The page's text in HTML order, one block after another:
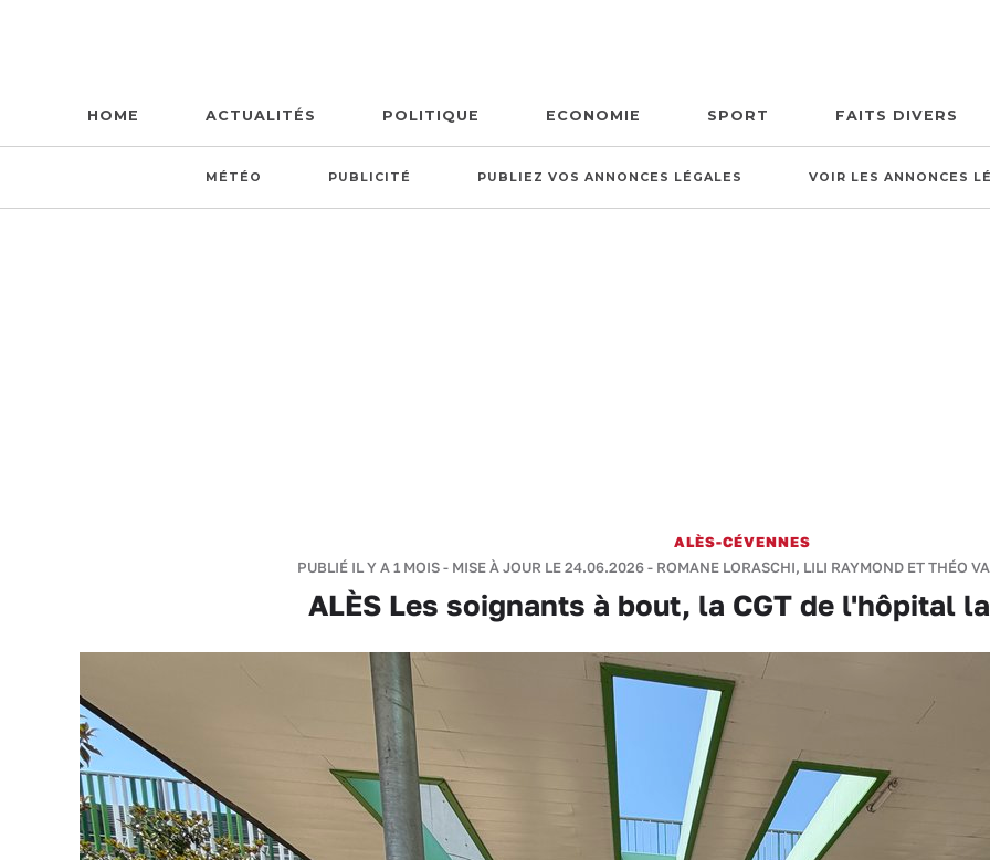
HOME ACTUALITÉS POLITIQUE ECONOMIE SPORT FAITS DIVERS
MÉTÉO PUBLICITÉ PUBLIEZ VOS ANNONCES LÉGALES VOIR LES ANNONCES
ALÈS-CÉVENNES
PUBLIÉ IL Y A 1 MOIS - MISE À JOUR LE 24.06.2026 - ROMANE LORASCHI, LILI RAYMOND ET THÉO
ALÈS Les soignants à bout, la CGT de l'hôpital